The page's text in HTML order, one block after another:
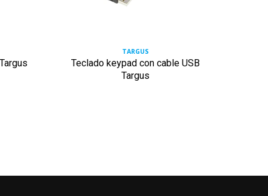
TARGUS
Teclado keypad con cable USB
Targus